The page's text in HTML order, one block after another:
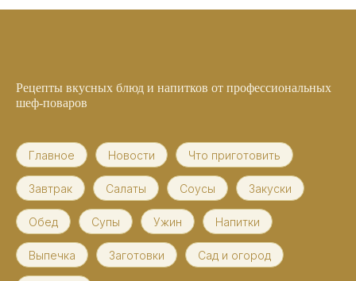
Рецепты вкусных блюд и напитков от профессиональных
шеф-поваров
Главное Новости Что приготовить
Завтрак Салаты Соусы Закуски
Обед Супы Ужин Напитки
Выпечка Заготовки Сад и огород